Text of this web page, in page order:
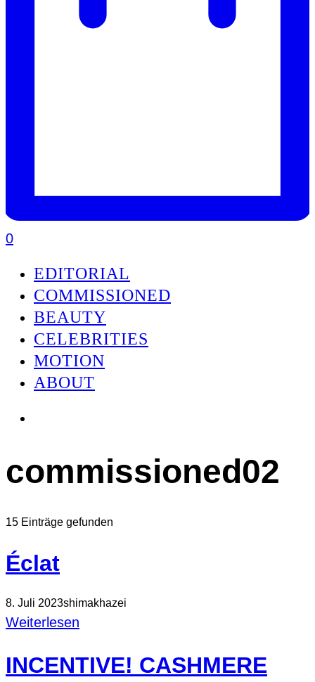
0
EDITORIAL
COMMISSIONED
BEAUTY
CELEBRITIES
MOTION
ABOUT
commissioned02
15 Einträge gefunden
Éclat
8. Juli 2023shimakhazei
Weiterlesen
INCENTIVE! CASHMERE